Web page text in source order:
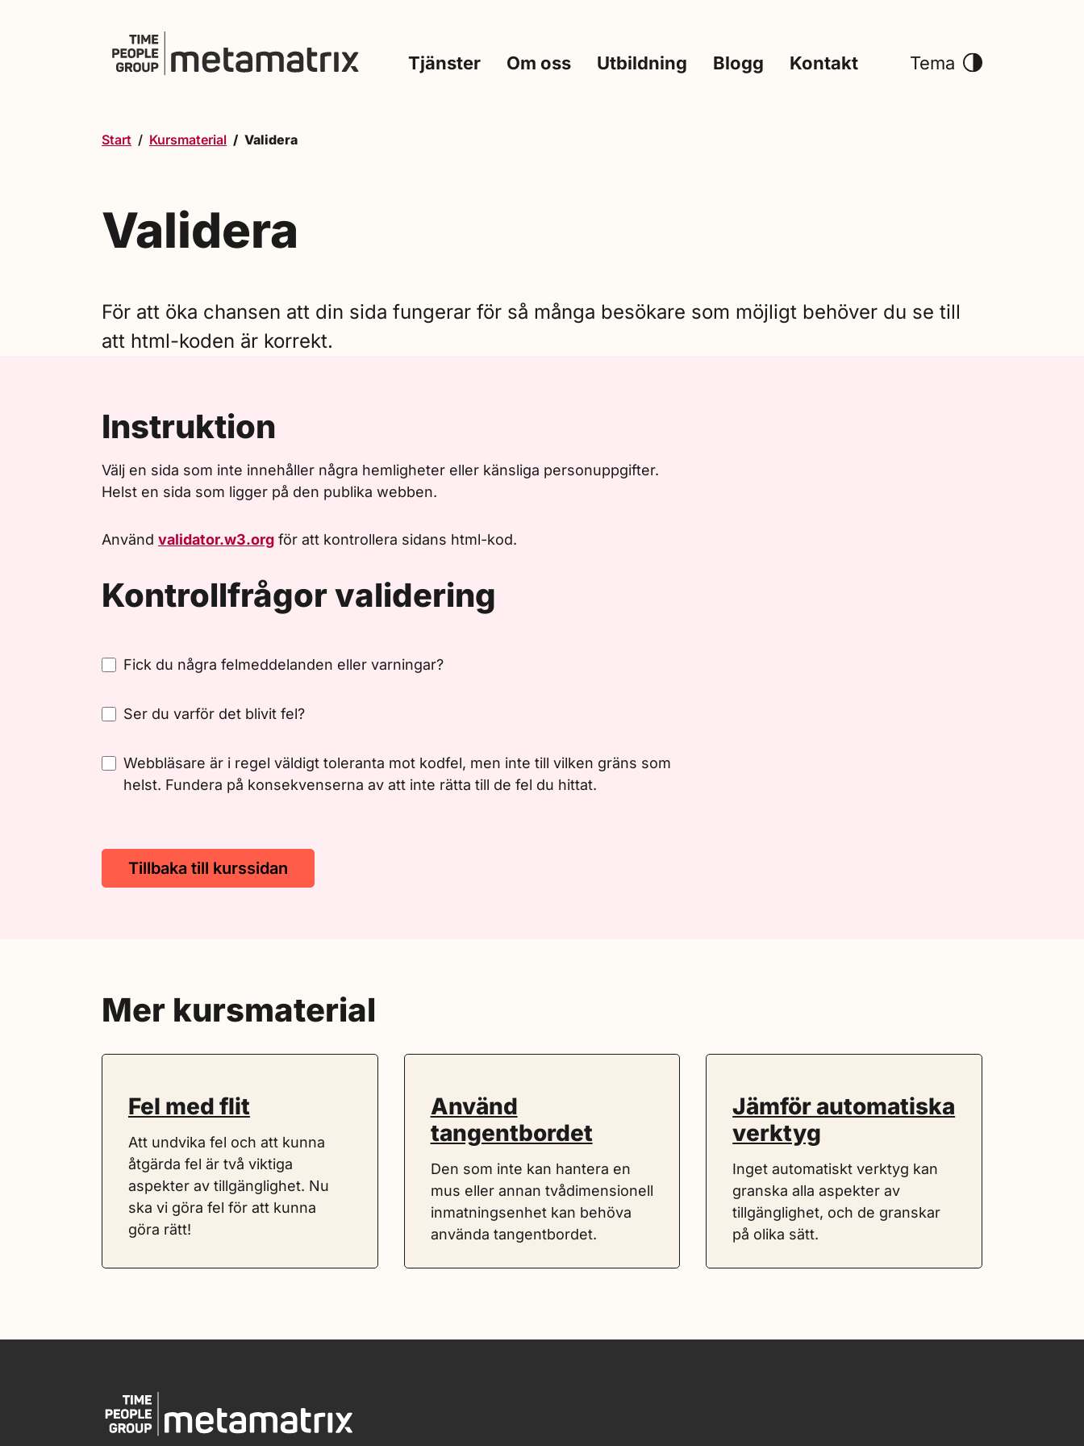
Tjänster Om oss Utbildning Blogg Kontakt Tema
Start Kursmaterial Validera
Validera
För att öka chansen att din sida fungerar för så många besökare som möjligt behöver du se till
att html-koden är korrekt.
Instruktion
Välj en sida som inte innehåller några hemligheter eller känsliga personuppgifter.
Helst en sida som ligger på den publika webben.
Använd validator.w3.orgför att kontrollera sidans html-kod.
Kontrollfrågor validering
Fick du några felmeddelanden eller varningar?
Ser du varför det blivit fel?
Webbläsare är i regel väldigt toleranta mot kodfel, men inte till vilken gräns som
helst. Fundera på konsekvenserna av att inte rätta till de fel du hittat.
Tillbaka till kurssidan
Mer kursmaterial
Fel med flit
Att undvika fel och att kunna
åtgärda fel är två viktiga
aspekter av tillgänglighet. Nu
ska vi göra fel för att kunna
göra rätt!
Använd
tangentbordet
Den som inte kan hantera en
mus eller annan tvådimensionell
inmatningsenhet kan behöva
använda tangentbordet.
Jämför automatiska
verktyg
Inget automatiskt verktyg kan
granska alla aspekter av
tillgänglighet, och de granskar
på olika sätt.